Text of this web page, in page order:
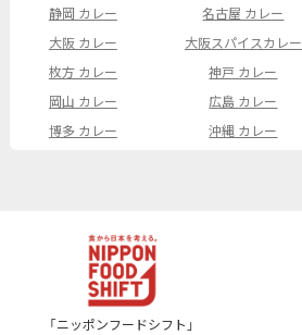
静岡 カレー
名古屋 カレー
大阪 カレー
大阪スパイスカレー
枚方 カレー
神戸 カレー
岡山 カレー
広島 カレー
博多 カレー
沖縄 カレー
「ニッポンフードシフト」